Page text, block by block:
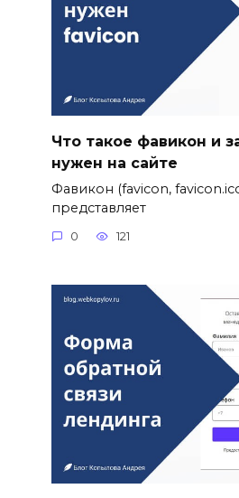
Что такое фавикон и
нужен на сайте
Фавикон (favicon,
представляет
0 121